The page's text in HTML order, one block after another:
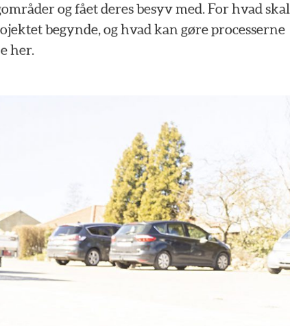
ogfåetderesbesyvmed.Forhvadskal
begynde,oghvadkan gøreprocesserne
her.